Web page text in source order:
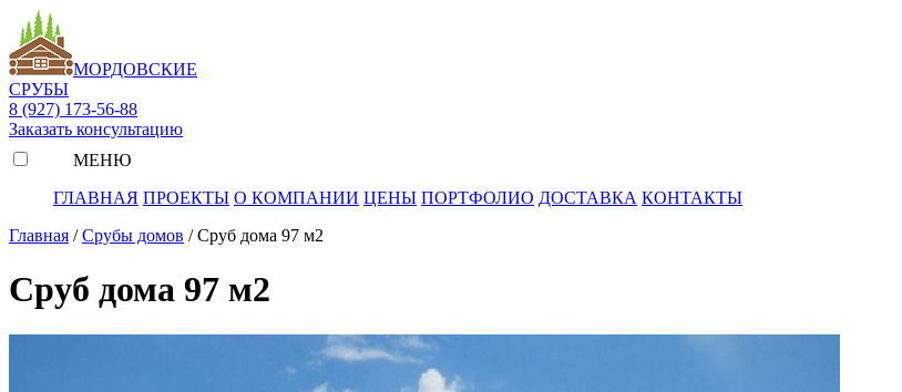
МОРДОВСКИЕ
СРУБЫ
8 (927) 173-56-88
Заказать консультацию
МЕНЮ
ГЛАВНАЯ ПРОЕКТЫ О КОМПАНИИ ЦЕНЫ ПОРТФОЛИО ДОСТАВКА КОНТАКТЫ
Главная /Срубы домов /Сруб дома 97 м2
Сруб дома 97 м2